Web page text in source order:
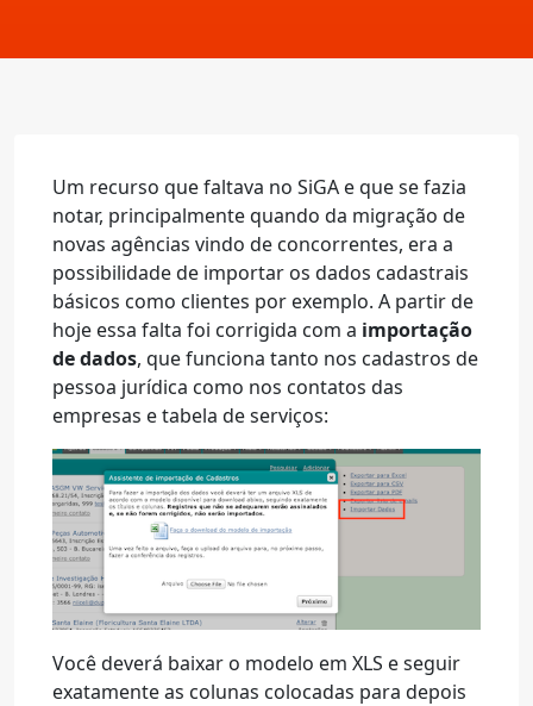
Um recurso que faltava no SiGA e que se fazia
notar, principalmente quando da migração de
novas agências vindo de concorrentes, era a
possibilidade de importar os dados cadastrais
básicos como clientes por exemplo. A partir de
hoje essa falta foi corrigida com a importação
de dados, que funciona tanto nos cadastros de
pessoa jurídica como nos contatos das
empresas e tabela de serviços:
Você deverá baixar o modelo em XLS e seguir
exatamente as colunas colocadas para depois